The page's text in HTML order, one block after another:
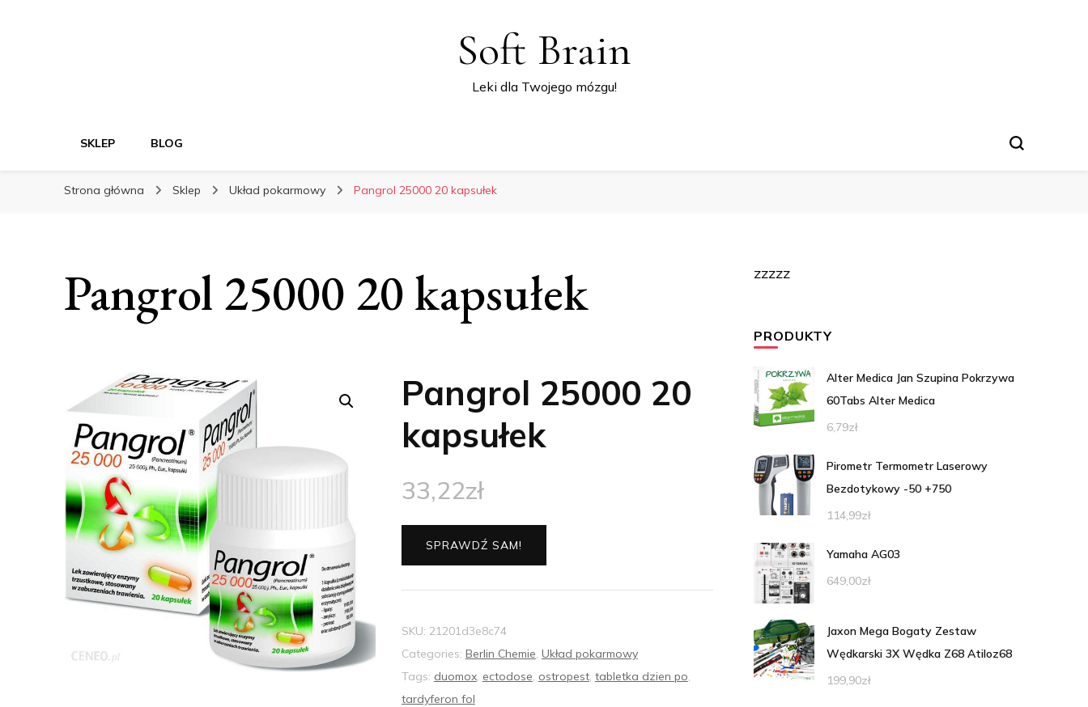
Soft Brain
Leki dla Twojego mózgu!
SKLEP BLOG
Strona główna Sklep Układ pokarmowy Pangrol 25000 20 kapsułek
Pangrol 25000 20 kapsułek
Pangrol 25000 20
kapsułek
33,22zł
SPRAWDŹ SAM!
SKU: 21201d3e8c74
Categories: Berlin Chemie, Układ pokarmowy
Tags: duomox, ectodose, ostropest, tabletka dzien po,
tardyferon fol
zzzzz
PRODUKTY
Alter Medica Jan Szupina Pokrzywa
60Tabs Alter Medica
6,79zł
Pirometr Termometr Laserowy
Bezdotykowy -50 +750
114,99zł
Yamaha AG03
649,00zł
Jaxon Mega Bogaty Zestaw
Wędkarski 3X Wędka Z68 Atiloz68
199,90zł